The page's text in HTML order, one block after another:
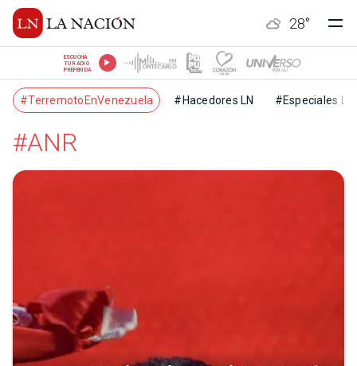
28°
ESCUCHÁ
TU RADIO
PREFERIDA
#TerremotoEnVenezuela #Hacedores LN #Especiales LN
#ANR